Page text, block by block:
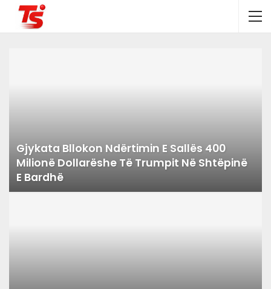
Gjykata Bllokon Ndërtimin E Sallës 400
Milionë Dollarëshe Të Trumpit Në Shtëpinë
E Bardhë